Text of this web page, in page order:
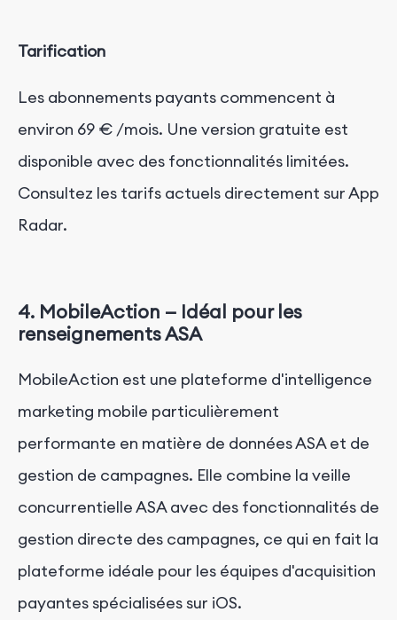
Tarification
Les abonnements payants commencent à
environ 69 € /mois. Une version gratuite est
disponible avec des fonctionnalités limitées.
Consultez les tarifs actuels directement sur App
Radar.
4. MobileAction — Idéal pour les
renseignementsASA
MobileAction est une plateforme d'intelligence
marketing mobile particulièrement
performante en matière de donnéesASA et de
gestion de campagnes. Elle combine la veille
concurrentielle ASA avec des fonctionnalités de
gestion directe des campagnes, ce qui en fait la
plateforme idéale pour les équipes d'acquisition
payantes spécialisées sur iOS.